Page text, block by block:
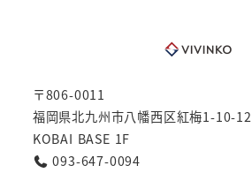
〒806-0011
福岡県北九州市八幡西区紅梅1-10-12
KOBAI BASE 1F
093-647-0094